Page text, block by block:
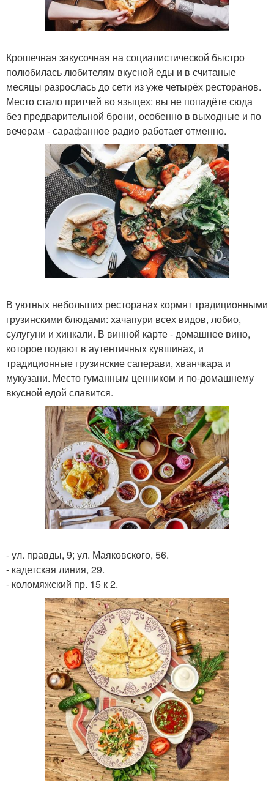
Крошечная закусочная на социалистической быстро
полюбилась любителям вкусной еды и в считаные
месяцы разрослась до сети из уже четырёх ресторанов.
Место стало притчей во языцех: вы не попадёте сюда
без предварительной брони, особенно в выходные и по
вечерам - сарафанное радио работает отменно.
В уютных небольших ресторанах кормят традиционными
грузинскими блюдами: хачапури всех видов, лобио,
сулугуни и хинкали. В винной карте - домашнее вино,
которое подают в аутентичных кувшинах, и
традиционные грузинские саперави, хванчкара и
мукузани. Место гуманным ценником и по-домашнему
вкусной едой славится.
- ул. правды, 9; ул. Маяковского, 56.
- кадетская линия, 29.
- коломяжский пр. 15 к 2.